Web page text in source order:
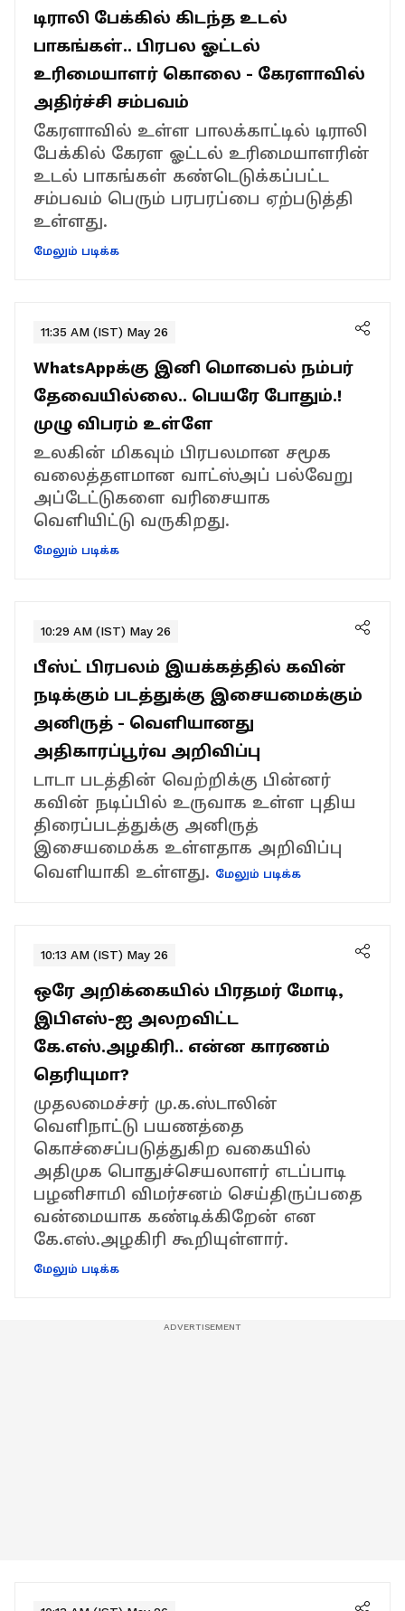
டிராலி பேக்கில் கிடந்த உடல்
பாகங்கள்.. பிரபல ஓட்டல்
உரிமையாளர் கொலை - கேரளாவில்
அதிர்ச்சி சம்பவம்
கேரளாவில் உள்ள பாலக்காட்டில் டிராலி
பேக்கில் கேரள ஓட்டல் உரிமையாளரின்
உடல் பாகங்கள் கண்டெடுக்கப்பட்ட
சம்பவம் பெரும் பரபரப்பை ஏற்படுத்தி
உள்ளது.
மேலும் படிக்க
11:35 AM (IST) May 26
WhatsAppக்கு இனி மொபைல் நம்பர்
தேவையில்லை.. பெயரே போதும்.!
முழு விபரம் உள்ளே
உலகின் மிகவும் பிரபலமான சமூக
வலைத்தளமான வாட்ஸ்அப் பல்வேறு
அப்டேட்டுகளை வரிசையாக
வெளியிட்டு வருகிறது.
மேலும் படிக்க
10:29 AM (IST) May 26
பீஸ்ட் பிரபலம் இயக்கத்தில் கவின்
நடிக்கும் படத்துக்கு இசையமைக்கும்
அனிருத் - வெளியானது
அதிகாரப்பூர்வ அறிவிப்பு
டாடா படத்தின் வெற்றிக்கு பின்னர்
கவின் நடிப்பில் உருவாக உள்ள புதிய
திரைப்படத்துக்கு அனிருத்
இசையமைக்க உள்ளதாக அறிவிப்பு
வெளியாகி உள்ளது. மேலும் படிக்க
10:13 AM (IST) May 26
ஒரே அறிக்கையில் பிரதமர் மோடி,
இபிஎஸ்-ஐ அலறவிட்ட
கே.எஸ்.அழகிரி.. என்ன காரணம்
தெரியுமா?
முதலமைச்சர் மு.க.ஸ்டாலின்
வெளிநாட்டு பயணத்தை
கொச்சைப்படுத்துகிற வகையில்
அதிமுக பொதுச்செயலாளர் எடப்பாடி
பழனிசாமி விமர்சனம் செய்திருப்பதை
வன்மையாக கண்டிக்கிறேன் என
கே.எஸ்.அழகிரி கூறியுள்ளார்.
மேலும் படிக்க